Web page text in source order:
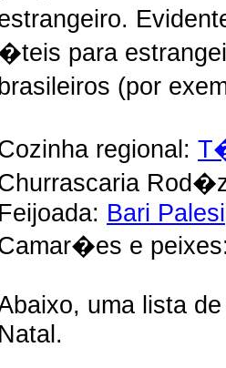
para
(por
regional:
Feijoada: Bari Palesi
e
uma lista
Natal.